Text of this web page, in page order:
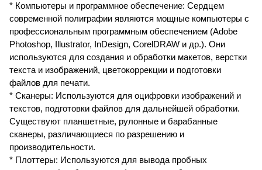
* Компьютеры и программное обеспечение: Сердцем
современной полиграфии являются мощные компьютеры с
профессиональным программным обеспечением (Adobe
Photoshop, Illustrator, InDesign, CorelDRAW и др.). Они
используются для создания и обработки макетов, верстки
текста и изображений, цветокоррекции и подготовки
файлов для печати.
* Сканеры: Используются для оцифровки изображений и
текстов, подготовки файлов для дальнейшей обработки.
Существуют планшетные, рулонные и барабанные
сканеры, различающиеся по разрешению и
производительности.
* Плоттеры: Используются для вывода пробных